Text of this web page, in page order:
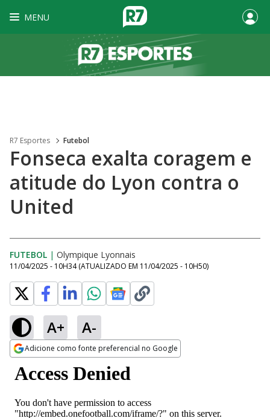
MENU
R7 Esportes Futebol
Fonseca exalta coragem e
atitude do Lyon contra o
United
FUTEBOL | Olympique Lyonnais
11/04/2025 - 10H34 (ATUALIZADO EM 11/04/2025 - 10H50)
A+ A-
Adicione como fonte preferencial no Google
Opens in new window